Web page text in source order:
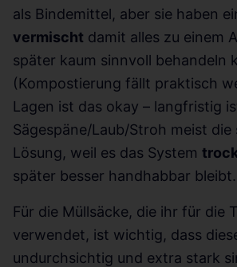
als Bindemittel, aber sie haben
vermischt damit alles zu einem
später kaum sinnvoll behandeln
(Kompostierung fällt praktisch
Lagen ist das okay – langfristig
Sägespäne/Laub/Stroh meist die
Lösung, weil es das System
später besser handhabbar bleibt.
Für die Müllsäcke, die ihr für die
verwendet, ist wichtig, dass
undurchsichtig und extra stark